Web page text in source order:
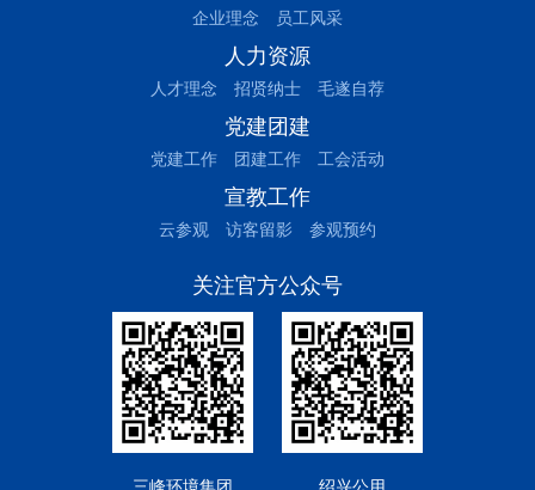
企业理念 员工风采
人力资源
人才理念 招贤纳士 毛遂自荐
党建团建
党建工作 团建工作 工会活动
宣教工作
云参观 访客留影 参观预约
关注官方公众号